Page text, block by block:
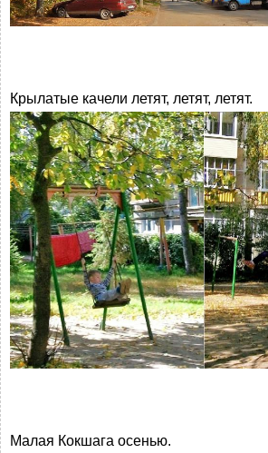
Крылатые качели летят, летят, летят.
Малая Кокшага осенью.